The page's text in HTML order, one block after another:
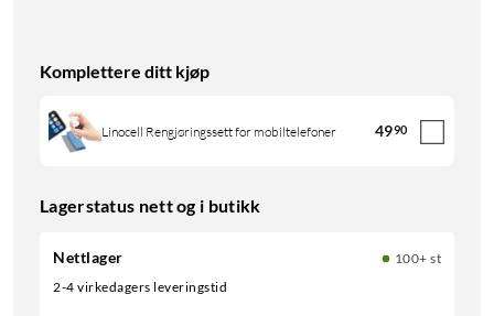
Komplettere ditt kjøp
Linocell Rengjøringssett for mobiltelefoner 4990
Lagerstatus nett og i butikk
Nettlager
100+ st
2-4 virkedagers leveringstid